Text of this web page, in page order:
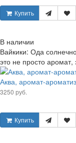
Купить
В наличии
Вайкики: Ода
это не просто
Аква, аромат-
3250 руб.
Купить